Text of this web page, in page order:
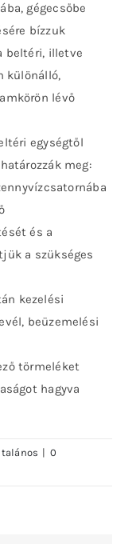
gégecsőbe
bízzuk
beltéri, illetve
különálló,
lévő
egységtől
meg:
és a
a szükséges
kezelési
beüzemelési
törmeléket
hagyva
| 0